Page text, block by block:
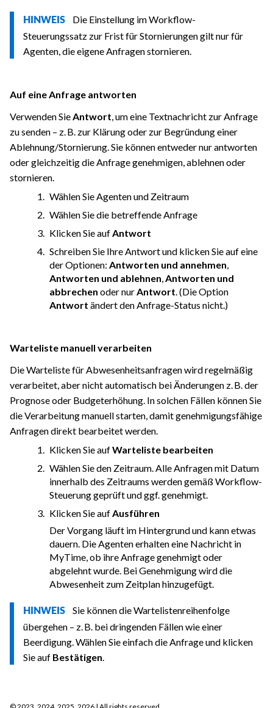
HINWEIS Die Einstellung im Workflow-
Steuerungssatz zur Frist für Stornierungen gilt nur für
Agenten, die eigene Anfragen stornieren.
Auf eine Anfrage antworten
Verwenden SieAntwort, um eine Textnachricht zur Anfrage
zu senden – z. B. zur Klärung oder zur Begründung einer
Ablehnung/Stornierung. Sie können entweder nur antworten
oder gleichzeitig die Anfrage genehmigen, ablehnen oder
stornieren.
Wählen Sie Agenten und Zeitraum
Wählen Sie die betreffende Anfrage
Klicken Sie aufAntwort
Schreiben Sie Ihre Antwort und klicken Sie auf eine
der Optionen: Antworten und annehmen,
Antworten und ablehnen,Antworten und
abbrechen oder nurAntwort. (Die Option
Antwort ändert den Anfrage-Status nicht.)
Warteliste manuell verarbeiten
Die Warteliste für Abwesenheitsanfragen wird regelmäßig
verarbeitet, aber nicht automatisch bei Änderungen z. B. der
Prognose oder Budgeterhöhung. In solchen Fällen können Sie
die Verarbeitung manuell starten, damit genehmigungsfähige
Anfragen direkt bearbeitet werden.
Klicken Sie aufWarteliste bearbeiten
Wählen Sie den Zeitraum. Alle Anfragen mit Datum
innerhalb des Zeitraums werden gemäß Workflow-
Steuerung geprüft und ggf. genehmigt.
Klicken Sie aufAusführen
Der Vorgang läuft im Hintergrund und kann etwas
dauern. Die Agenten erhalten eine Nachricht in
MyTime, ob ihre Anfrage genehmigt oder
abgelehnt wurde. Bei Genehmigung wird die
Abwesenheit zum Zeitplan hinzugefügt.
HINWEIS Sie können die Wartelistenreihenfolge
übergehen – z. B. bei dringenden Fällen wie einer
Beerdigung. Wählen Sie einfach die Anfrage und klicken
Sie auf Bestätigen.